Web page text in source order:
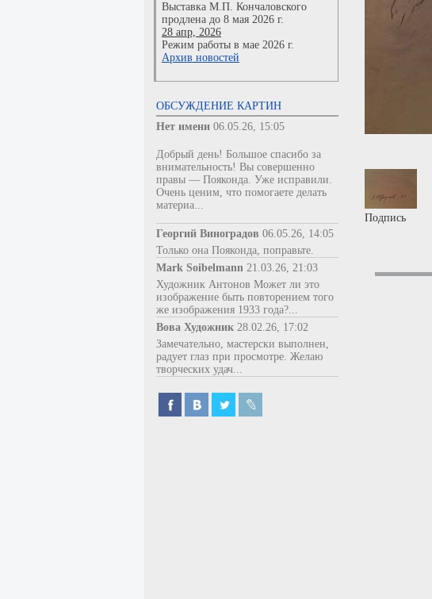
Выставка М.П. Кончаловского
продлена до 8 мая 2026 г.
28 апр, 2026
Режим работы в мае 2026 г.
Архив новостей
ОБСУЖДЕНИЕ КАРТИН
Нет имени 06.05.26, 15:05
Добрый день! Большое спасибо за
внимательность! Вы совершенно
правы — Пояконда. Уже исправили.
Очень ценим, что помогаете делать
материа...
Георгий Виноградов 06.05.26, 14:05
Только она Пояконда, поправьте.
Mark Soibelmann 21.03.26, 21:03
Художник Антонов Может ли это
изображение быть повторением того
же изображения 1933 года?...
Вова Художник 28.02.26, 17:02
Замечательно, мастерски выполнен,
радует глаз при просмотре. Желаю
творческих удач...
Подпись